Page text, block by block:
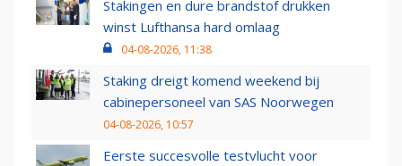
Stakingen en dure brandstof drukken
winst Lufthansa hard omlaag
04-08-2026, 11:38
Staking dreigt komend weekend bij
cabinepersoneel van SAS Noorwegen
04-08-2026, 10:57
Eerste succesvolle testvlucht voor